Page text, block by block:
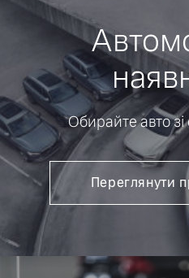
Обирайте авто зі
Переглянути